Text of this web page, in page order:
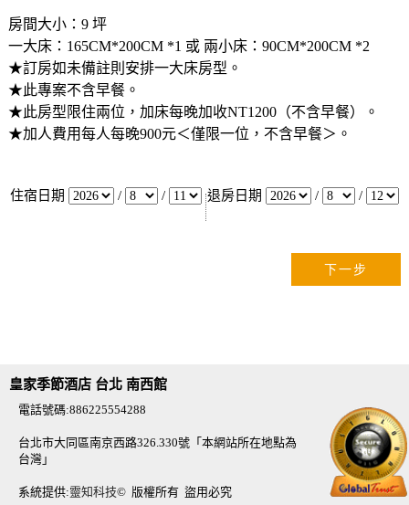
房間大小：9 坪
一大床：165CM*200CM *1 或 兩小床：90CM*200CM *2
★訂房如未備註則安排一大床房型。
★此專案不含早餐。
★此房型限住兩位，加床每晚加收NT1200（不含早餐）。
★加人費用每人每晚900元＜僅限一位，不含早餐＞。
住宿日期 / / 退房日期 / /
皇家季節酒店 台北 南西館
電話號碼:886225554288
台北市大同區南京西路326.330號「本網站所在地點為
台灣」
系統提供:靈知科技© 版權所有 盜用必究